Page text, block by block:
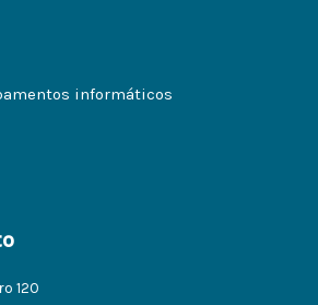
informáticos
120